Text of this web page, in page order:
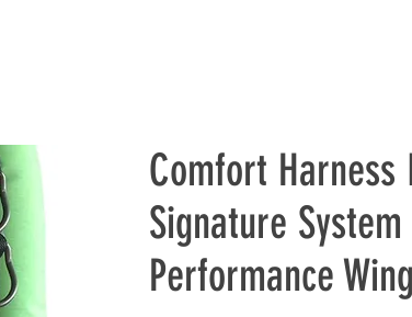
Comfort Harness
Signature System
Performance Wing